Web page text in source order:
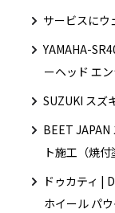
サービスにウ
YAMAHA-
ーヘッド エ
SUZUKI スズ
BEET
ト施工（焼付
ドゥカティ |
ホイール パ